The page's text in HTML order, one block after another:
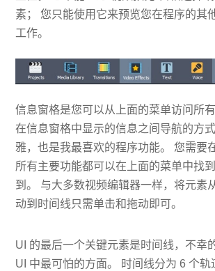
素； 您只能使用它来预览您在程序的其
工作。
信息窗格是您可以从上面的菜单访问所有
在信息窗格中显示的信息之间导航的方
雅，也是我最喜欢的程序功能。 您需要
所有主要功能都可以在上面的菜单中找
到。 与大多数视频编辑器一样，将元素
动到时间线只需单击和拖动即可。
UI 的最后一个关键元素是时间线，不幸
UI 中最可怕的方面。 时间线分为 6 个轨